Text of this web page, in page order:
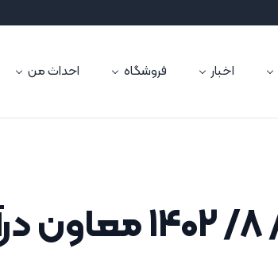
اخبار فروشگاه احداث من
ابلاغیه مورخ ۱/ ۸/